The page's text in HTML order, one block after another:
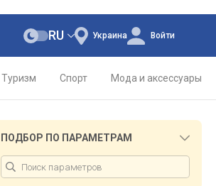
Украина
RU Войти
Туризм Спорт Мода и аксессуары
ПОДБОР ПО ПАРАМЕТРАМ